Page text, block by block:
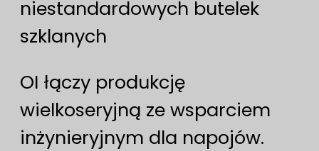
niestandardowych butelek
szklanych
OI łączy produkcję
wielkoseryjną ze wsparciem
inżynieryjnym dla napojów.